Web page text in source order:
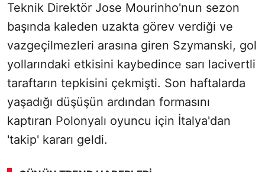
Teknik Direktör Jose Mourinho'nun sezon
başında kaleden uzakta görev verdiği ve
vazgeçilmezleri arasına giren Szymanski, gol
yollarındaki etkisini kaybedince sarı lacivertli
taraftarın tepkisini çekmişti. Son haftalarda
yaşadığı düşüşün ardından formasını
kaptıran Polonyalı oyuncu için İtalya'dan
'takip' kararı geldi.